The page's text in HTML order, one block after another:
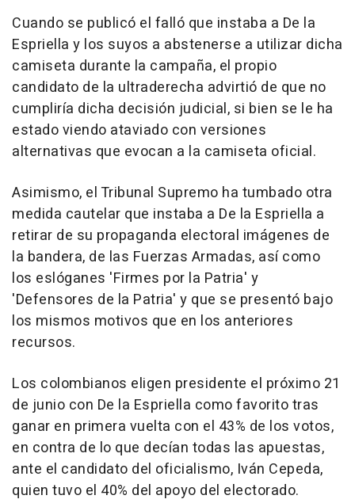
Cuando se publicó el falló que instaba a De la
Espriella y los suyos a abstenerse a utilizar dicha
camiseta durante la campaña, el propio
candidato de la ultraderecha advirtió de que no
cumpliría dicha decisión judicial, si bien se le ha
estado viendo ataviado con versiones
alternativas que evocan a la camiseta oficial.
Asimismo, el Tribunal Supremo ha tumbado otra
medida cautelar que instaba a De la Espriella a
retirar de su propaganda electoral imágenes de
la bandera, de las Fuerzas Armadas, así como
los eslóganes 'Firmes por la Patria' y
'Defensores de la Patria' y que se presentó bajo
los mismos motivos que en los anteriores
recursos.
Los colombianos eligen presidente el próximo 21
de junio con De la Espriella como favorito tras
ganar en primera vuelta con el 43% de los votos,
en contra de lo que decían todas las apuestas,
ante el candidato del oficialismo, Iván Cepeda,
quien tuvo el 40% del apoyo del electorado.